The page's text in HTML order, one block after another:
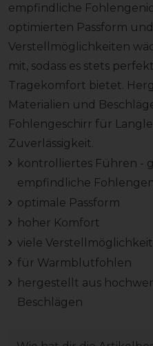
empfindliche
optimierten Passform
Verstellmöglichkeiten
mit, sodass es stets
Tragekomfort bietet.
Materialien und
Fohlengeschirr für
Zuverlässigkeit.
kontrolliertes Führen -
empfindliche
optimale Passform
hoher Komfort
viele
für Warmblutfohlen
hergestellt aus
Beschlägen